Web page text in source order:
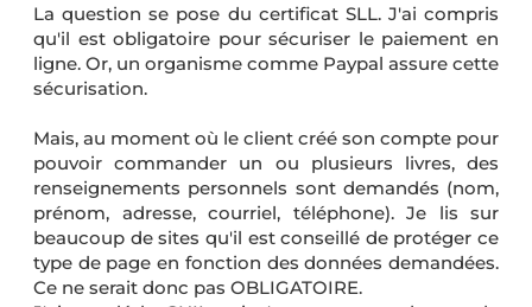
La question se pose du certificat SLL. J'ai compris
qu'il est obligatoire pour sécuriser le paiement en
ligne. Or, un organisme comme Paypal assure cette
sécurisation.
Mais, au moment où le client créé son compte pour
pouvoir commander un ou plusieurs livres, des
renseignements personnels sont demandés (nom,
prénom, adresse, courriel, téléphone). Je lis sur
beaucoup de sites qu'il est conseillé de protéger ce
type de page en fonction des données demandées.
Ce ne serait donc pas OBLIGATOIRE.